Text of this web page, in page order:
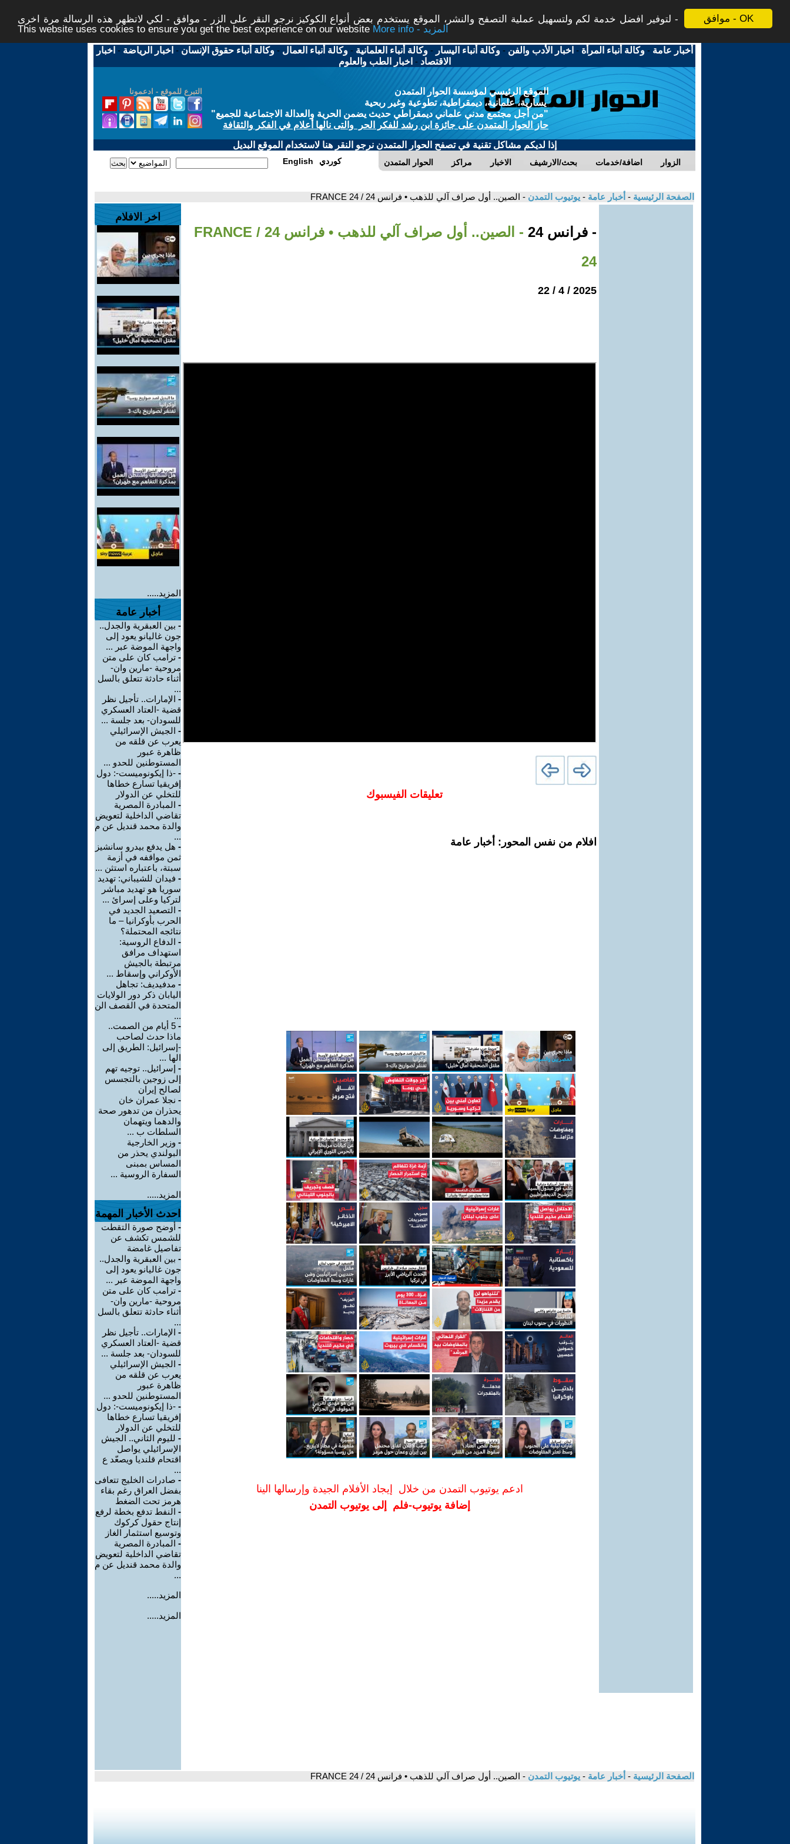
موافق - OK
لتوفير افضل خدمة لكم ولتسهيل عملية التصفح والنشر، الموقع يستخدم بعض أنواع الكوكيز نرجو النقر على الزر - موافق - لكي لاتظهر هذه الرسالة مرة اخرى -
This website uses cookies to ensure you get the best experience on our website
More info - المزيد
أخبار عامة -وكالة أنباء المرأة - اخبار الأدب والفن -وكالة أنباء اليسار -وكالة أنباء العلمانية -وكالة أنباء العمال -وكالة أنباء حقوق الإنسان - اخبار الرياضة - اخبار
الاقتصاد - اخبار الطب والعلوم
التبرع للموقع - ادعمونا
الموقع الرئيسي لمؤسسة الحوار المتمدن
يسارية، علمانية، ديمقراطية، تطوعية وغير ربحية
"من أجل مجتمع مدني علماني ديمقراطي حديث يضمن الحرية والعدالة الاجتماعية للجميع"
حاز الحوار المتمدن على جائزة ابن رشد للفكر الحر والتى نالها أعلام في الفكر والثقافة
إذا لديكم مشاكل تقنية في تصفح الحوار المتمدن نرجو النقر هنا لاستخدام الموقع البديل
الحوار المتمدن مراكز الاخبار بحث/الارشيف اضافة/خدمات الزوار English كوردي
الصفحة الرئيسية - أخبار عامة - يوتيوب التمدن - الصين.. أول صراف آلي للذهب • فرانس 24 / FRANCE 24
- فرانس 24
- الصين.. أول صراف آلي للذهب • فرانس 24 / FRANCE
24
2025 / 4 / 22
تعليقات الفيسبوك
افلام من نفس المحور: أخبار عامة
ادعم يوتيوب التمدن من خلال إيجاد الأفلام الجيدة وإرسالها الينا
إضافة يوتيوب-فلم إلى يوتيوب التمدن
اخر الافلام
المزيد.....
أخبار عامة
- بين العبقرية والجدل..
جون غاليانو يعود إلى
واجهة الموضة عبر ...
- ترامب كان على متن
مروحية -مارين وان-
أثناء حادثة تتعلق بالسل
...
- الإمارات.. تأجيل نظر
قضية -العتاد العسكري
للسودان- بعد جلسة ...
- الجيش الإسرائيلي
يعرب عن قلقه من
ظاهرة عبور
المستوطنين للحدو ...
- -ذا إيكونوميست-: دول
إفريقيا تسارع خطاها
للتخلي عن الدولار
- المبادرة المصرية
تقاضي الداخلية لتعويض
والدة محمد قنديل عن م
...
- هل يدفع بيدرو سانشيز
ثمن مواقفه في أزمة
سبتة، باعتباره استثن ...
- فيدان للشيباني: تهديد
سوريا هو تهديد مباشر
لتركيا وعلى إسرائ ...
- التصعيد الجديد في
الحرب بأوكرانيا – ما
نتائجه المحتملة؟
- الدفاع الروسية:
استهداف مرافق
مرتبطة بالجيش
الأوكراني وإسقاط ...
- مدفيديف: تجاهل
اليابان ذكر دور الولايات
المتحدة في القصف الن
...
-
5 أيام من الصمت..
ماذا حدث لصاحب
-إسرائيل: الطريق إلى
الها ...
- إسرائيل.. توجيه تهم
إلى زوجين بالتجسس
لصالح إيران
- نجلا عمران خان
يحذران من تدهور صحة
والدهما ويتهمان
السلطات ب ...
- وزير الخارجية
البولندي يحذر من
المساس بمبنى
السفارة الروسية ...
المزيد.....
احدث الأخبار المهمة
- أوضح صورة التقطت
للشمس تكشف عن
تفاصيل غامضة
- بين العبقرية والجدل..
جون غاليانو يعود إلى
واجهة الموضة عبر ...
- ترامب كان على متن
مروحية -مارين وان-
أثناء حادثة تتعلق بالسل
...
- الإمارات.. تأجيل نظر
قضية -العتاد العسكري
للسودان- بعد جلسة ...
- الجيش الإسرائيلي
يعرب عن قلقه من
ظاهرة عبور
المستوطنين للحدو ...
- -ذا إيكونوميست-: دول
إفريقيا تسارع خطاها
للتخلي عن الدولار
- لليوم الثاني.. الجيش
الإسرائيلي يواصل
اقتحام قلنديا ويصعّد ع
...
- صادرات الخليج تتعافى
بفضل العراق رغم بقاء
هرمز تحت الضغط
- النفط تدفع بخطة لرفع
إنتاج حقول كركوك
وتوسيع استثمار الغاز
- المبادرة المصرية
تقاضي الداخلية لتعويض
والدة محمد قنديل عن م
...
المزيد.....
المزيد.....
الصفحة الرئيسية - أخبار عامة - يوتيوب التمدن - الصين.. أول صراف آلي للذهب • فرانس 24 / FRANCE 24